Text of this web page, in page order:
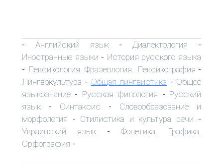
- Английский язык- Диалектология -
Иностранные языки - История русского языка
- Лексикология. Фразеология. Лексикография -
Лингвокультура - Общая лингвистика - Общее
языкознание - Русская филология - Русский
язык - Синтаксис - Словообразование и
морфология - Стилистика и культура речи -
Украинский язык - Фонетика. Графика.
Орфография -